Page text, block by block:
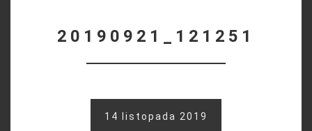
20190921_121251
14 listopada 2019